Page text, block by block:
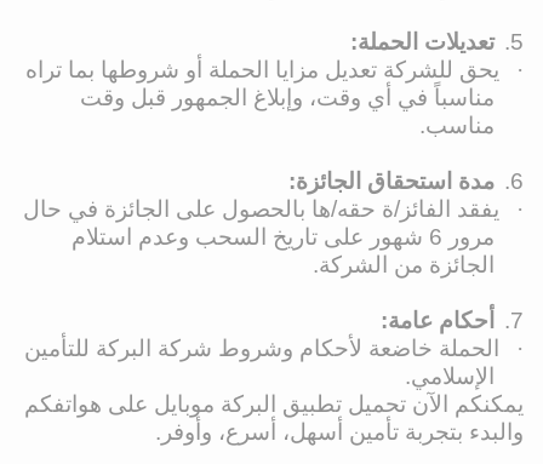
5.
تعديلات الحملة:
·
يحق للشركة تعديل مزايا الحملة أو شروطها بما تراه
مناسباً في أي وقت، وإبلاغ الجمهور قبل وقت
مناسب.
6.
مدة استحقاق الجائزة:
·
يفقد الفائز/ة حقه/ها بالحصول على الجائزة في حال
مرور 6 شهور على تاريخ السحب وعدم استلام
الجائزة من الشركة.
7.
أحكام عامة:
·
الحملة خاضعة لأحكام وشروط شركة البركة للتأمين
الإسلامي.
يمكنكم الآن تحميل تطبيق البركة موبايل على هواتفكم
والبدء بتجربة تأمين أسهل، أسرع، وأوفر.